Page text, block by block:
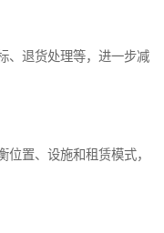
、退货处理等，进一步减
置、设施和租赁模式，